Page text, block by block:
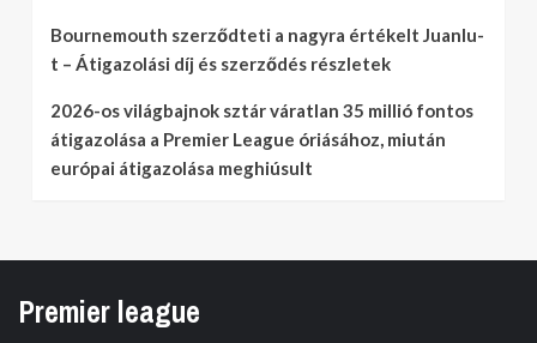
Bournemouth szerződteti a nagyra értékelt Juanlu-
t – Átigazolási díj és szerződés részletek
2026-os világbajnok sztár váratlan 35 millió fontos
átigazolása a Premier League óriásához, miután
európai átigazolása meghiúsult
Premier league